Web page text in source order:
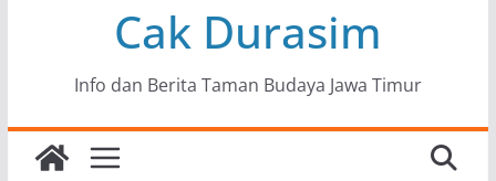
Cak Durasim
Info dan Berita Taman Budaya Jawa Timur